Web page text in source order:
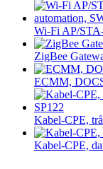
Wi-Fi AP/
ZigBee
ECMM,
Kabel-CPE,
Kabel-CPE,